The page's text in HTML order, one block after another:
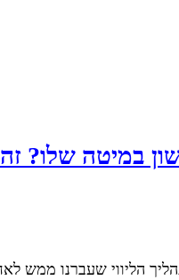
במיטה שלו?
הליווי שעברנו ממש